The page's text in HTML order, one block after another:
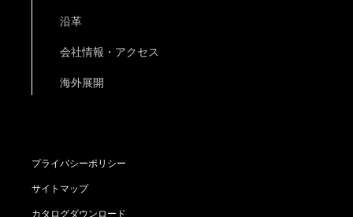
沿革
会社情報・アクセス
海外展開
プライバシーポリシー
サイトマップ
カタログダウンロード